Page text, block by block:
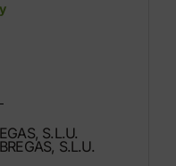
S.L.U.
S.L.U.